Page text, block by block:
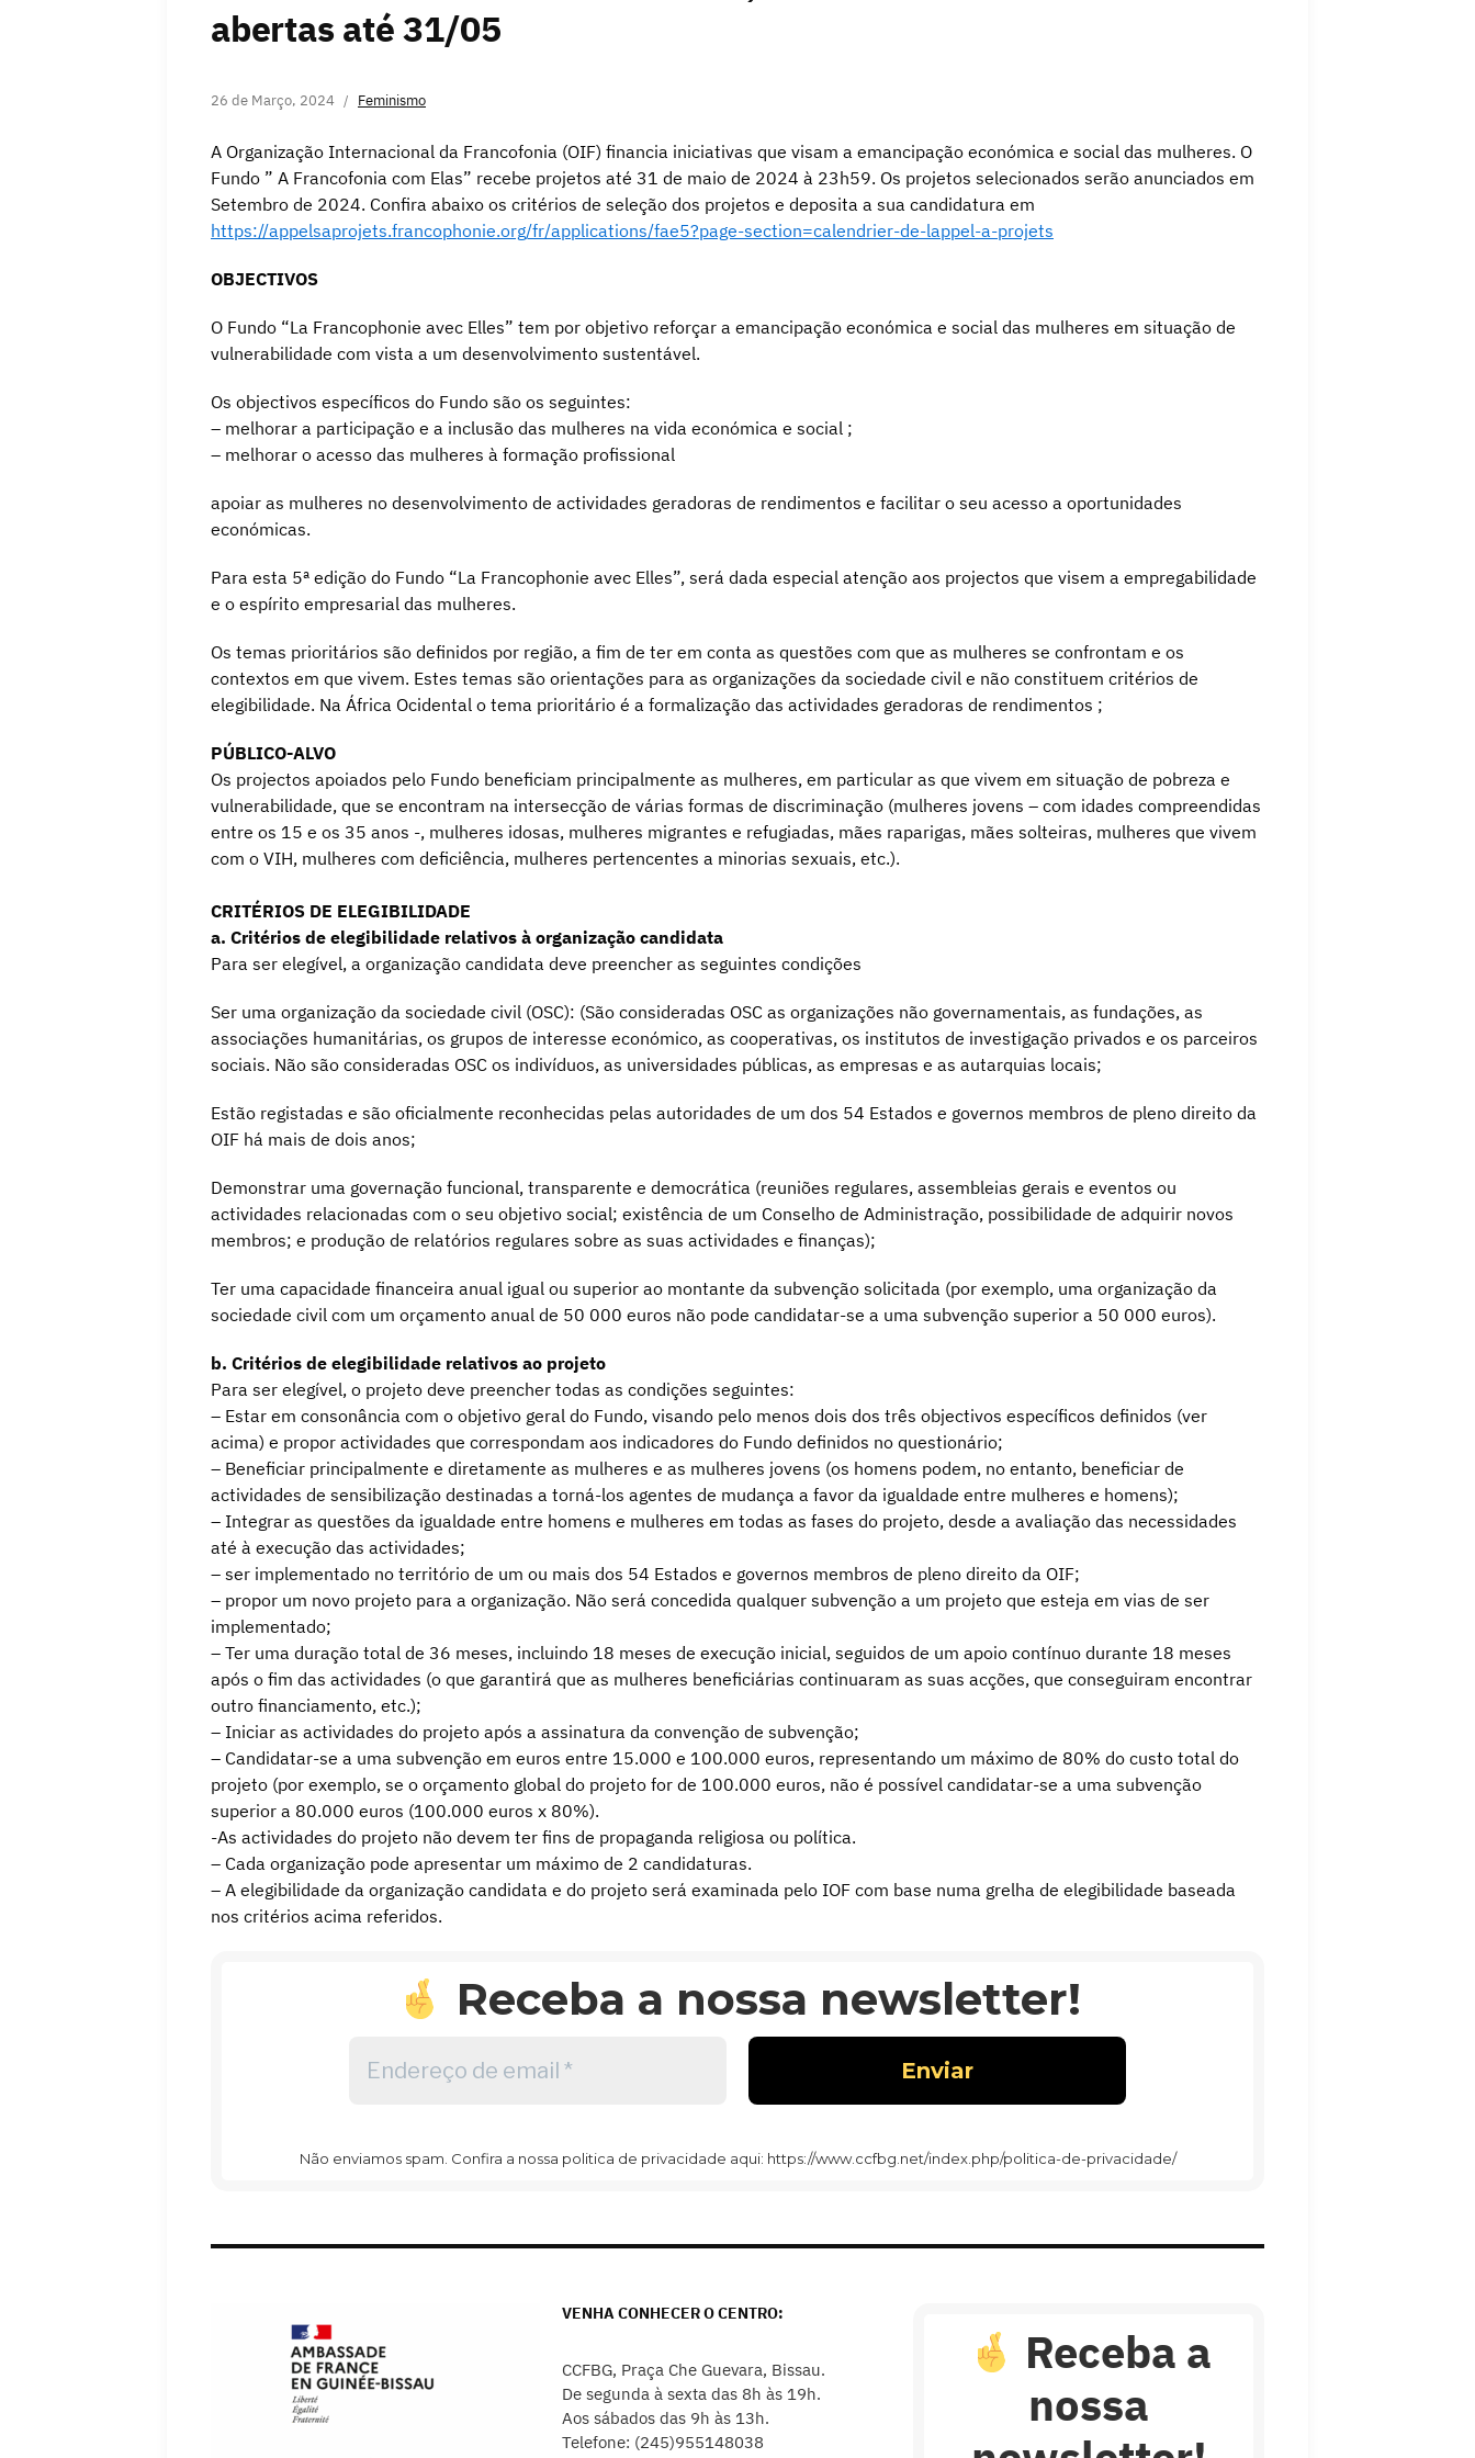
abertas até 31/05
26 de Março, 2024 Feminismo
A Organização Internacional da Francofonia (OIF) financia iniciativas que visam a emancipação económica e social das mulheres. O
Fundo ” A Francofonia com Elas” recebe projetos até 31 de maio de 2024 à 23h59. Os projetos selecionados serão anunciados em
Setembro de 2024. Confira abaixo os critérios de seleção dos projetos e deposita a sua candidatura em
https://appelsaprojets.francophonie.org/fr/applications/fae5?page-section=calendrier-de-lappel-a-projets
OBJECTIVOS
O Fundo “La Francophonie avec Elles” tem por objetivo reforçar a emancipação económica e social das mulheres em situação de
vulnerabilidade com vista a um desenvolvimento sustentável.
Os objectivos específicos do Fundo são os seguintes:
– melhorar a participação e a inclusão das mulheres na vida económica e social ;
– melhorar o acesso das mulheres à formação profissional
apoiar as mulheres no desenvolvimento de actividades geradoras de rendimentos e facilitar o seu acesso a oportunidades
económicas.
Para esta 5ª edição do Fundo “La Francophonie avec Elles”, será dada especial atenção aos projectos que visem a empregabilidade
e o espírito empresarial das mulheres.
Os temas prioritários são definidos por região, a fim de ter em conta as questões com que as mulheres se confrontam e os
contextos em que vivem. Estes temas são orientações para as organizações da sociedade civil e não constituem critérios de
elegibilidade. Na África Ocidental o tema prioritário é a formalização das actividades geradoras de rendimentos ;
PÚBLICO-ALVO
Os projectos apoiados pelo Fundo beneficiam principalmente as mulheres, em particular as que vivem em situação de pobreza e
vulnerabilidade, que se encontram na intersecção de várias formas de discriminação (mulheres jovens – com idades compreendidas
entre os 15 e os 35 anos -, mulheres idosas, mulheres migrantes e refugiadas, mães raparigas, mães solteiras, mulheres que vivem
com o VIH, mulheres com deficiência, mulheres pertencentes a minorias sexuais, etc.).
CRITÉRIOS DE ELEGIBILIDADE
a. Critérios de elegibilidade relativos à organização candidata
Para ser elegível, a organização candidata deve preencher as seguintes condições
Ser uma organização da sociedade civil (OSC): (São consideradas OSC as organizações não governamentais, as fundações, as
associações humanitárias, os grupos de interesse económico, as cooperativas, os institutos de investigação privados e os parceiros
sociais. Não são consideradas OSC os indivíduos, as universidades públicas, as empresas e as autarquias locais;
Estão registadas e são oficialmente reconhecidas pelas autoridades de um dos 54 Estados e governos membros de pleno direito da
OIF há mais de dois anos;
Demonstrar uma governação funcional, transparente e democrática (reuniões regulares, assembleias gerais e eventos ou
actividades relacionadas com o seu objetivo social; existência de um Conselho de Administração, possibilidade de adquirir novos
membros; e produção de relatórios regulares sobre as suas actividades e finanças);
Ter uma capacidade financeira anual igual ou superior ao montante da subvenção solicitada (por exemplo, uma organização da
sociedade civil com um orçamento anual de 50 000 euros não pode candidatar-se a uma subvenção superior a 50 000 euros).
b. Critérios de elegibilidade relativos ao projeto
Para ser elegível, o projeto deve preencher todas as condições seguintes:
– Estar em consonância com o objetivo geral do Fundo, visando pelo menos dois dos três objectivos específicos definidos (ver
acima) e propor actividades que correspondam aos indicadores do Fundo definidos no questionário;
– Beneficiar principalmente e diretamente as mulheres e as mulheres jovens (os homens podem, no entanto, beneficiar de
actividades de sensibilização destinadas a torná-los agentes de mudança a favor da igualdade entre mulheres e homens);
– Integrar as questões da igualdade entre homens e mulheres em todas as fases do projeto, desde a avaliação das necessidades
até à execução das actividades;
– ser implementado no território de um ou mais dos 54 Estados e governos membros de pleno direito da OIF;
– propor um novo projeto para a organização. Não será concedida qualquer subvenção a um projeto que esteja em vias de ser
implementado;
– Ter uma duração total de 36 meses, incluindo 18 meses de execução inicial, seguidos de um apoio contínuo durante 18 meses
após o fim das actividades (o que garantirá que as mulheres beneficiárias continuaram as suas acções, que conseguiram encontrar
outro financiamento, etc.);
– Iniciar as actividades do projeto após a assinatura da convenção de subvenção;
– Candidatar-se a uma subvenção em euros entre 15.000 e 100.000 euros, representando um máximo de 80% do custo total do
projeto (por exemplo, se o orçamento global do projeto for de 100.000 euros, não é possível candidatar-se a uma subvenção
superior a 80.000 euros (100.000 euros x 80%).
-As actividades do projeto não devem ter fins de propaganda religiosa ou política.
– Cada organização pode apresentar um máximo de 2 candidaturas.
– A elegibilidade da organização candidata e do projeto será examinada pelo IOF com base numa grelha de elegibilidade baseada
nos critérios acima referidos.
Receba a nossa newsletter!
de
Não enviamos spam. Confira a nossa politica de privacidade aqui: https://www.ccfbg.net/index.php/politica-de-privacidade/
VENHA CONHECER O CENTRO:
CCFBG, Praça Che Guevara, Bissau.
De segunda à sexta das 8h às 19h.
Aos sábados das 9h às 13h.
Telefone: (245)955148038
Receba a
nossa